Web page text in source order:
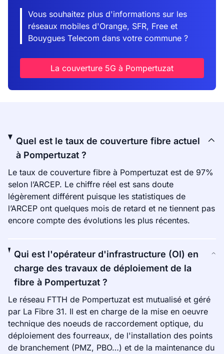
Vous souhaitez plus d'informations sur les
réseaux mobiles d'Orange, SFR, Free et
Bouygues Telecom dans votre commune ?
La couverture 5G à Pompertuzat
Quel est le taux de couverture fibre actuel
à Pompertuzat ?
Le taux de couverture fibre à Pompertuzat est de 97%
selon l’ARCEP. Le chiffre réel est sans doute
légèrement différent puisque les statistiques de
l’ARCEP ont quelques mois de retard et ne tiennent pas
encore compte des évolutions les plus récentes.
Qui est l'opérateur d'infrastructure (OI) en
charge des travaux de déploiement de la
fibre à Pompertuzat ?
Le réseau FTTH de Pompertuzat est mutualisé et géré
par La Fibre 31. Il est en charge de la mise en oeuvre
technique des noeuds de raccordement optique, du
déploiement des fourreaux, de l'installation des points
de branchement (PMZ, PBO…) et de la maintenance du